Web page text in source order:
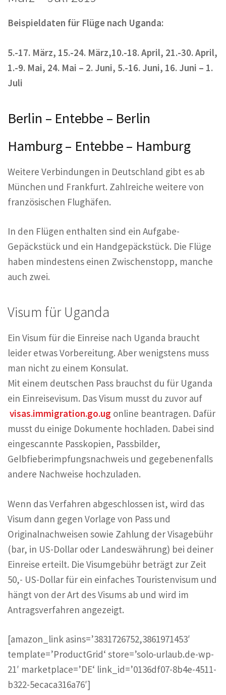
Beispieldaten für Flüge nach Uganda:
5.-17. März, 15.-24. März,10.-18. April, 21.-30. April,
1.-9. Mai, 24. Mai – 2. Juni, 5.-16. Juni, 16. Juni – 1.
Juli
Berlin – Entebbe – Berlin
Hamburg – Entebbe – Hamburg
Weitere Verbindungen in Deutschland gibt es ab
München und Frankfurt. Zahlreiche weitere von
französischen Flughäfen.
In den Flügen enthalten sind ein Aufgabe-
Gepäckstück und ein Handgepäckstück. Die Flüge
haben mindestens einen Zwischenstopp, manche
auch zwei.
Visum für Uganda
Ein Visum für die Einreise nach Uganda braucht
leider etwas Vorbereitung. Aber wenigstens muss
man nicht zu einem Konsulat.
Mit einem deutschen Pass brauchst du für Uganda
ein Einreisevisum. Das Visum musst du zuvor auf
visas.immigration.go.ug online beantragen. Dafür
musst du einige Dokumente hochladen. Dabei sind
eingescannte Passkopien, Passbilder,
Gelbfieberimpfungsnachweis und gegebenenfalls
andere Nachweise hochzuladen.
Wenn das Verfahren abgeschlossen ist, wird das
Visum dann gegen Vorlage von Pass und
Originalnachweisen sowie Zahlung der Visagebühr
(bar, in US-Dollar oder Landeswährung) bei deiner
Einreise erteilt. Die Visumgebühr beträgt zur Zeit
50,- US-Dollar für ein einfaches Touristenvisum und
hängt von der Art des Visums ab und wird im
Antragsverfahren angezeigt.
[amazon_link asins=’3831726752,3861971453′
template=’ProductGrid‘ store=’solo-urlaub.de-wp-
21′ marketplace=’DE‘ link_id=’0136df07-8b4e-4511-
b322-5ecaca316a76′]